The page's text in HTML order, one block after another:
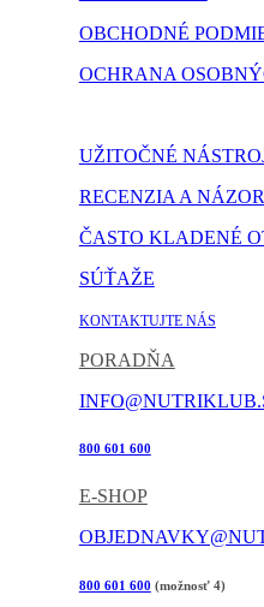
OBCHODNÉ
OCHRANA
UŽITOČNÉ
RECENZIA A
ČASTO KLADENÉ
SÚŤAŽE
KONTAKTUJTE NÁS
PORADŇA
800 601 600
E-SHOP
800 601 600 (možnosť 4)